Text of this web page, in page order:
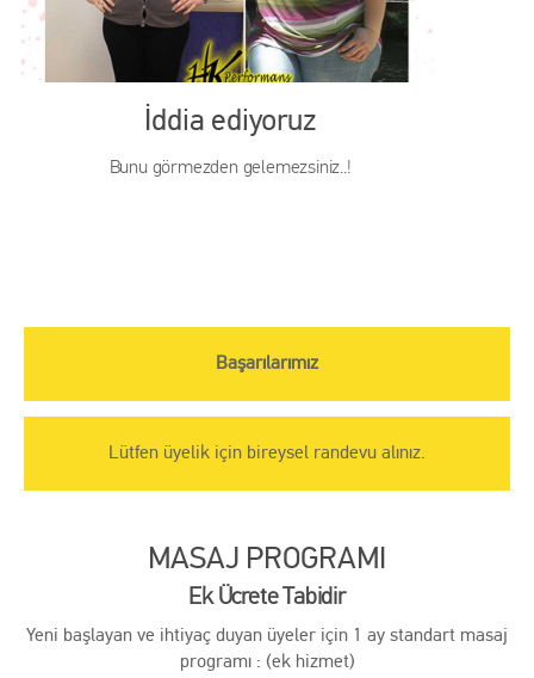
İddia ediyoruz
Bunu görmezden gelemezsiniz..!
Başarılarımız
Lütfen üyelik için bireysel randevu alınız.
MASAJ PROGRAMI
Ek Ücrete Tabidir
Yeni başlayan ve ihtiyaç duyan üyeler için 1 ay standart masaj
programı : (ek hizmet)